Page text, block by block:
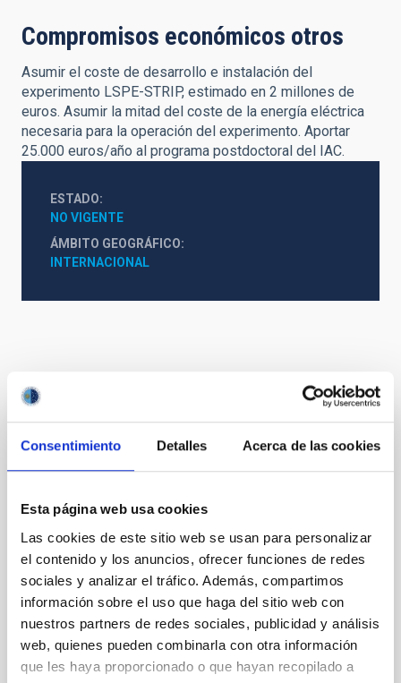
Consentimiento Detalles Acerca de las cookies
Esta página web usa cookies
Las cookies de este sitio web se usan para personalizar
el contenido y los anuncios, ofrecer funciones de redes
sociales y analizar el tráfico. Además, compartimos
información sobre el uso que haga del sitio web con
nuestros partners de redes sociales, publicidad y análisis
web, quienes pueden combinarla con otra información
que les haya proporcionado o que hayan recopilado a
Compromisos económicos otros
Asumir el coste de desarrollo e instalación del
experimento LSPE-STRIP, estimado en 2 millones de
euros. Asumir la mitad del coste de la energía eléctrica
necesaria para la operación del experimento. Aportar
25.000 euros/año al programa postdoctoral del IAC.
ESTADO
NO VIGENTE
ÁMBITO GEOGRÁFICO
INTERNACIONAL
Otros convenios relacionados
Acuerdo de explotación científica de los
telescopios William Herschel e Isaac
Newton entre el Instituto de Astrofísica de
Facilities Council (STFC) y la Nederlandese
Organisatie voor Wetenschappelijk
Onderzoek (NWO)
Vigente